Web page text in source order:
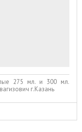
275 мл. и 300 мл.
г.Казань